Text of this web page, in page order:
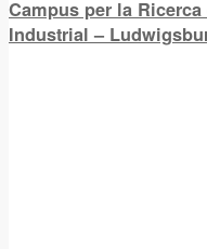
Campus per la
Industrial –